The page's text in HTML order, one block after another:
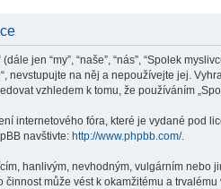
jen “my”, “naše”, “nás”, “Spolek
nevstupujte na něj a nepoužívejte jej.
vzhledem k tomu, že používáním
internetového fóra, které je vydané pod
navštivte: http://www.phpbb.com/.
hanlivým, nevhodným, vulgárním nebo
činnost může vést k okamžitému a